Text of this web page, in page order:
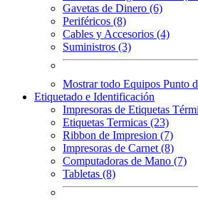
Gavetas de Dinero (6)
Periféricos (8)
Cables y Accesorios (4)
Suministros (3)
Mostrar todo Equipos Punto
Etiquetado e Identificación
Impresoras de Etiquetas
Etiquetas Termicas (23)
Ribbon de Impresion (7)
Impresoras de Carnet (8)
Computadoras de Mano (7)
Tabletas (8)